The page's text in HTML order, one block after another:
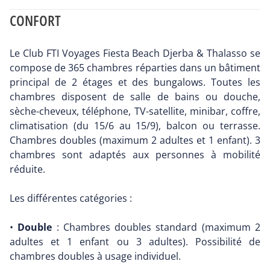
CONFORT
Le Club FTI Voyages Fiesta Beach Djerba & Thalasso se
compose de 365 chambres réparties dans un bâtiment
principal de 2 étages et des bungalows. Toutes les
chambres disposent de salle de bains ou douche,
sèche-cheveux, téléphone, TV-satellite, minibar, coffre,
climatisation (du 15/6 au 15/9), balcon ou terrasse.
Chambres doubles (maximum 2 adultes et 1 enfant). 3
chambres sont adaptés aux personnes à mobilité
réduite.
Les différentes catégories :
• Double : Chambres doubles standard (maximum 2
adultes et 1 enfant ou 3 adultes). Possibilité de
chambres doubles à usage individuel.